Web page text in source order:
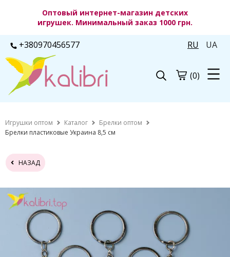
Оптовый интернет-магазин детских
игрушек. Минимальный заказ 1000 грн.
+380970456577 RU UA
(0)
Игрушки оптом Каталог
Брелки оптом
Брелки пластиковые Украина 8,5 см
НАЗАД